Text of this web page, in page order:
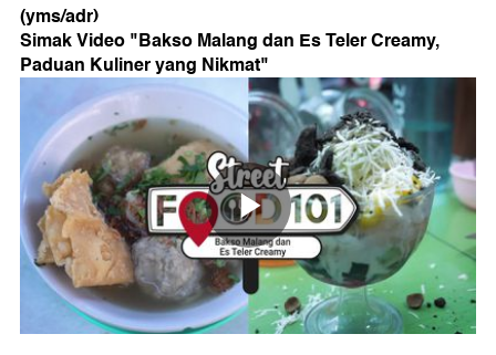
(yms/adr)
Simak Video "Bakso Malang dan Es Teler Creamy,
Paduan Kuliner yang Nikmat"